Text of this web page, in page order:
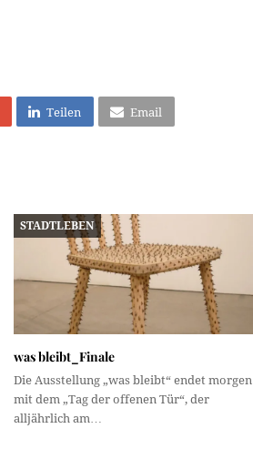
Teilen Email
STADTLEBEN
was bleibt_Finale
Die Ausstellung „was bleibt“ endet morgen
mit dem „Tag der offenen Tür“, der
alljährlich am…